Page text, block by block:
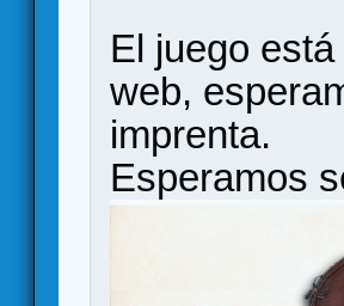
El juego
web,
imprenta.
Esperamos